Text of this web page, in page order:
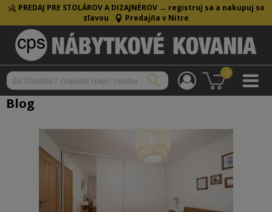
PREDAJ PRE STOLÁROV A DIZAJNÉROV → registruj sa a nakupuj so
zľavou
Predajňa v Nitre
0
Blog